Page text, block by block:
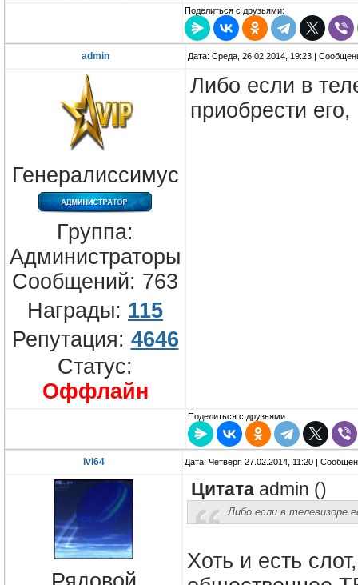
Поделиться с друзьями:
admin Дата: Среда, 26.02.2014, 19:23 |
Генералиссимус
Группа:
Администраторы
Сообщений: 763
Награды: 115
Репутация: 4646
Статус:
Оффлайн
Либо если в
приобрести
Поделиться с друзьями:
ivi64 Дата: Четверг, 27.02.2014, 11:20 |
Цитата admin ()
Либо если в телевизоре
Хоть и есть